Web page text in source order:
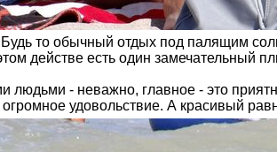
то обычный отдых под палящим
действе есть один замечательный
людьми - неважно, главное - это
удовольствие. А красивый